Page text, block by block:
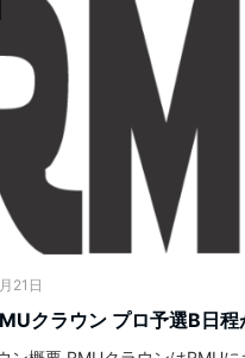
21日
クラウン プロ予選B日程